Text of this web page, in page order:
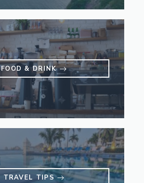
FOOD & DRINK
TRAVEL TIPS